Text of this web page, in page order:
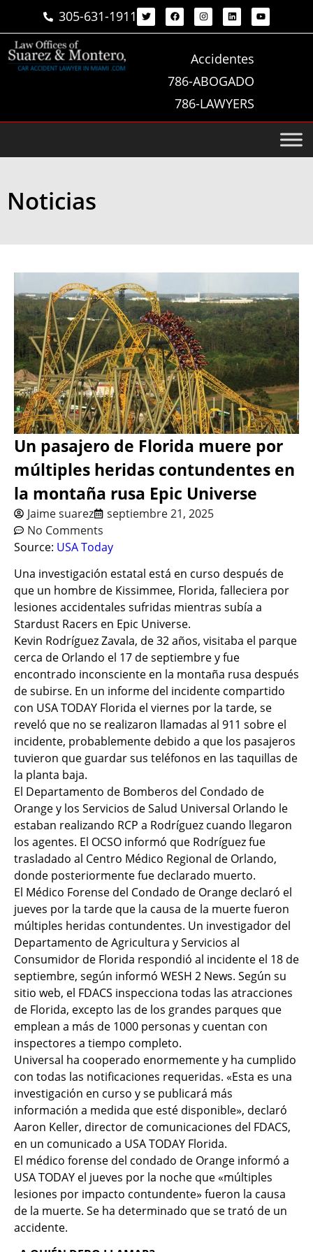
305-631-1911
Accidentes
786-ABOGADO
786-LAWYERS
Noticias
Un pasajero de Florida muere por
múltiples heridas contundentes en
la montaña rusa Epic Universe
Jaime suarez
septiembre 21, 2025
No Comments
Source: USA Today
Una investigación estatal está en curso después de
que un hombre de Kissimmee, Florida, falleciera por
lesiones accidentales sufridas mientras subía a
Stardust Racers en Epic Universe.
Kevin Rodríguez Zavala, de 32 años, visitaba el parque
cerca de Orlando el 17 de septiembre y fue
encontrado inconsciente en la montaña rusa después
de subirse. En un informe del incidente compartido
con USA TODAY Florida el viernes por la tarde, se
reveló que no se realizaron llamadas al 911 sobre el
incidente, probablemente debido a que los pasajeros
tuvieron que guardar sus teléfonos en las taquillas de
la planta baja.
El Departamento de Bomberos del Condado de
Orange y los Servicios de Salud Universal Orlando le
estaban realizando RCP a Rodríguez cuando llegaron
los agentes. El OCSO informó que Rodríguez fue
trasladado al Centro Médico Regional de Orlando,
donde posteriormente fue declarado muerto.
El Médico Forense del Condado de Orange declaró el
jueves por la tarde que la causa de la muerte fueron
múltiples heridas contundentes. Un investigador del
Departamento de Agricultura y Servicios al
Consumidor de Florida respondió al incidente el 18 de
septiembre, según informó WESH 2 News. Según su
sitio web, el FDACS inspecciona todas las atracciones
de Florida, excepto las de los grandes parques que
emplean a más de 1000 personas y cuentan con
inspectores a tiempo completo.
Universal ha cooperado enormemente y ha cumplido
con todas las notificaciones requeridas. «Esta es una
investigación en curso y se publicará más
información a medida que esté disponible», declaró
Aaron Keller, director de comunicaciones del FDACS,
en un comunicado a USA TODAY Florida.
El médico forense del condado de Orange informó a
USA TODAY el jueves por la noche que «múltiples
lesiones por impacto contundente» fueron la causa
de la muerte. Se ha determinado que se trató de un
accidente.